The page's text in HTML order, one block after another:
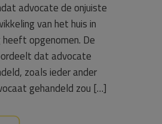
advocate de onjuiste
van het huis in
opgenomen. De
dat advocate
zoals ieder ander
gehandeld zou […]